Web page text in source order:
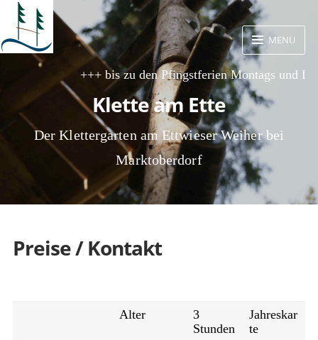
Skip
content
MENU
+++ bis zu den Pfingstferien Montags und
Klette am Ette
Der Klettergarten am Ettwieser Weiher bei
Marktoberdorf
Preise / Kontakt
Alter
3
Stunden
Jahreskar
te